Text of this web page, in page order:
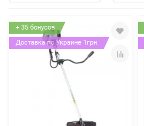
+ 35 бонусов
Доставка по Украине 1грн.